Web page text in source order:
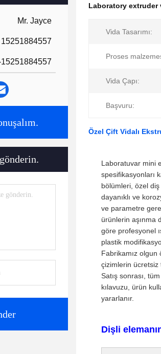
Mr. Jayce
Laboratory extruder
Vida Tasarımı:
Proses
Vida Çapı:
Başvuru:
Özel Çift Vidalı
Laboratuvar mini
spesifikasyonları
bölümleri, özel diş
dayanıklı ve
ve parametre
ürünlerin aşınma
göre profesyonel
plastik
Fabrikamız olgun
çizimlerin ücretsiz
Satış sonrası,
kılavuzu, ürün
yararlanır.
Dişli